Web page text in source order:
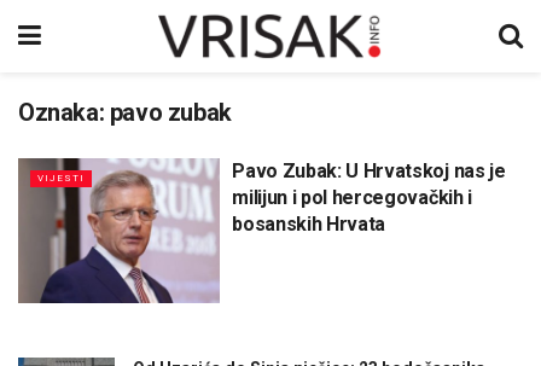
Oznaka: pavo zubak
VIJESTI
Pavo Zubak: U Hrvatskoj nas je
milijun i pol hercegovačkih i
bosanskih Hrvata